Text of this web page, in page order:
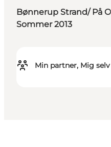
Bønnerup Strand/ På
Sommer 2013
Min partner, Mig selv